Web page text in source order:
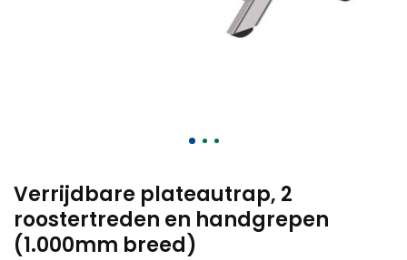
Verrijdbare plateautrap, 2
roostertreden en handgrepen
(1.000mm breed)